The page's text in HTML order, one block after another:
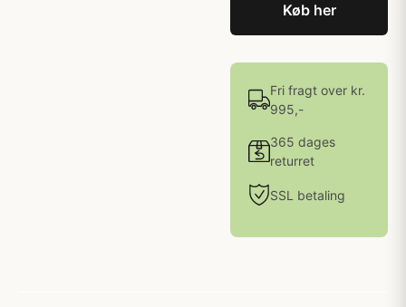
Køb her
Fri fragt over kr.
995,-
365 dages
returret
SSL betaling